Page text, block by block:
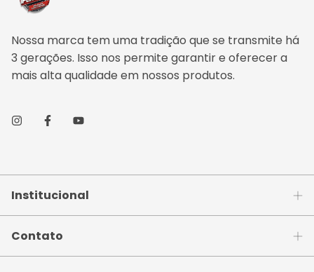
Nossa marca tem uma tradição que se transmite há
3 gerações. Isso nos permite garantir e oferecer a
mais alta qualidade em nossos produtos.
Institucional
Contato